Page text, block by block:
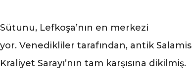
Lefkoşa’nın en merkezi
Venedikliler tarafından, antik Salamis
Sarayı’nın tam karşısına dikilmiş.